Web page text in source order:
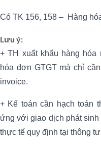
Có TK 156, 158 – Hàng
Lưu ý:
+ TH xuất khẩu hàng
hóa đơn GTGT mà chỉ
invoice.
+ Kế toán cần hạch toán
ứng với giao dịch phát
thực tế quy định tại thông